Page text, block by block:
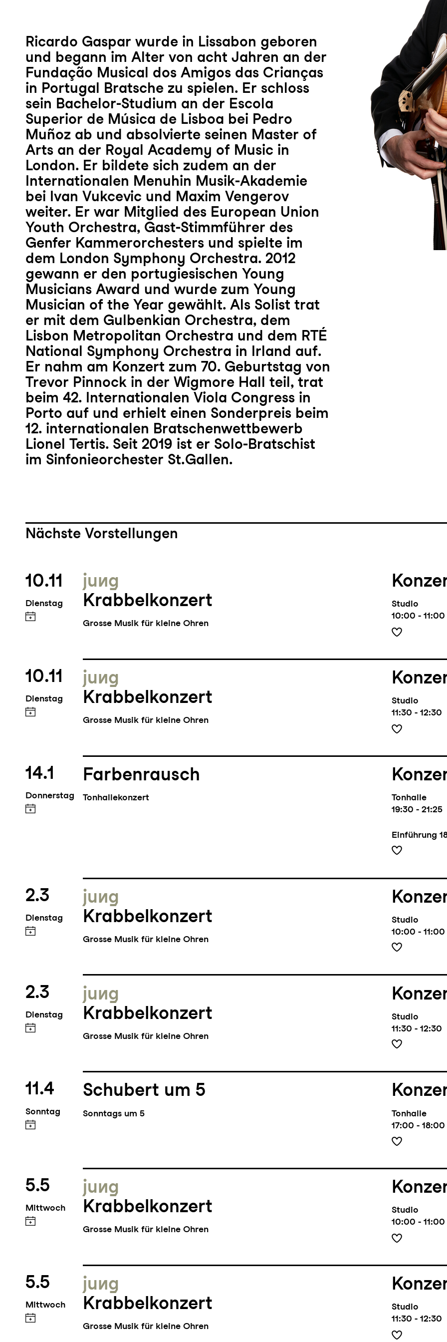
Ricardo Gaspar wurde in Lissabon geboren
und begann im Alter von acht Jahren an der
Fundação Musical dos Amigos das Crianças
in Portugal Bratsche zu spielen. Er schloss
sein Bachelor-Studium an der Escola
Superior de Música de Lisboa bei Pedro
Muñoz ab und absolvierte seinen Master of
Arts an der Royal Academy of Music in
London. Er bildete sich zudem an der
Internationalen Menuhin Musik-Akademie
bei Ivan Vukcevic und Maxim Vengerov
weiter. Er war Mitglied des European Union
Youth Orchestra, Gast-Stimmführer des
Genfer Kammerorchesters und spielte im
dem London Symphony Orchestra. 2012
gewann er den portugiesischen Young
Musicians Award und wurde zum Young
Musician of the Year gewählt. Als Solist trat
er mit dem Gulbenkian Orchestra, dem
Lisbon Metropolitan Orchestra und dem RTÉ
National Symphony Orchestra in Irland auf.
Er nahm am Konzert zum 70. Geburtstag von
Trevor Pinnock in der Wigmore Hall teil, trat
beim 42. Internationalen Viola Congress in
Porto auf und erhielt einen Sonderpreis beim
12. internationalen Bratschenwettbewerb
Lionel Tertis. Seit 2019 ist er Solo-Bratschist
im Sinfonieorchester St.Gallen.
Nächste Vorstellungen
10.11
Dienstag
jung
Krabbelkonzert
Grosse Musik für kleine Ohren
Studio
10:00 - 11:00
10.11
Dienstag
jung
Krabbelkonzert
Grosse Musik für kleine Ohren
Studio
11:30 - 12:30
14.1
Donnerstag
Farbenrausch
Tonhallekonzert
Tonhalle
19:30 - 21:25
Einführung
2.3
Dienstag
jung
Krabbelkonzert
Grosse Musik für kleine Ohren
Studio
10:00 - 11:00
2.3
Dienstag
jung
Krabbelkonzert
Grosse Musik für kleine Ohren
Studio
11:30 - 12:30
11.4
Sonntag
Schubert um 5
Sonntags um 5
Tonhalle
17:00 - 18:00
5.5
Mittwoch
jung
Krabbelkonzert
Grosse Musik für kleine Ohren
Studio
10:00 - 11:00
5.5
Mittwoch
jung
Krabbelkonzert
Grosse Musik für kleine Ohren
Studio
11:30 - 12:30